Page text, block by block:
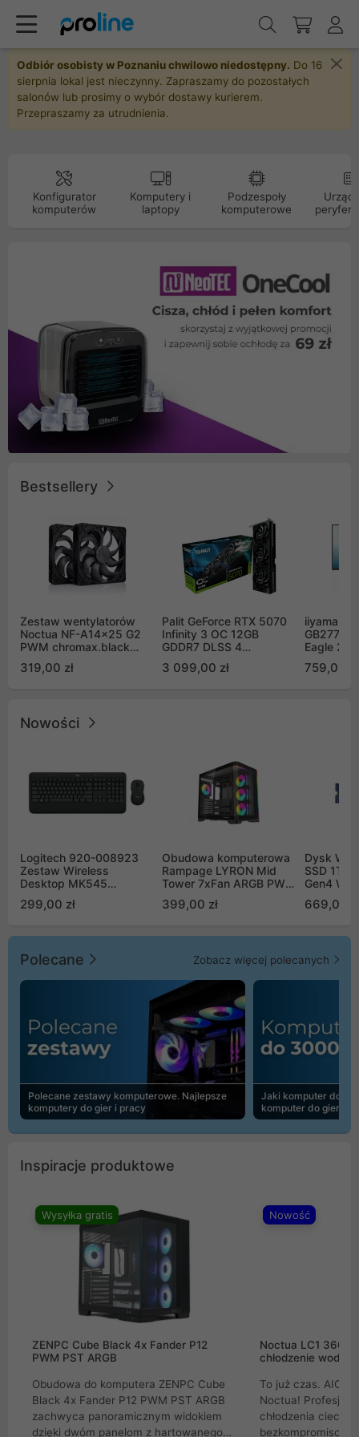
Odbiór osobisty w Poznaniu chwilowo niedostępny. Do 16
sierpnia lokal jest nieczynny. Zapraszamy do pozostałych
salonów lub prosimy o wybór dostawy kurierem.
Przepraszamy za utrudnienia.
Konfigurator
komputerów
Komputery i
laptopy
Podzespoły
komputerowe
Bestsellery
Zestaw wentylatorów
Noctua NF-A14x25 G2
PWM chromax.black
Push Pull (2szt)
319,00 zł
Palit GeForce RTX 5070
Infinity 3 OC 12GB
GDDR7 DLSS 4
GB2050S)
3 099,00 zł
iiyama G-
Eagle 27"
759,00 zł
Nowości
Logitech 920-008923
Zestaw Wireless
Desktop MK545
299,00 zł
Obudowa komputerowa
Rampage LYRON Mid
Tower 7xFan ARGB PWM
399,00 zł
Dysk WD
SSD 1TB
Gen4
669,00
Polecane Zobacz więcej polecanych
Polecane zestawy komputerowe. Najlepsze
komputery do gier i pracy
Jaki komputer do
komputer do gier |
Inspiracje produktowe
Wysyłka gratis
ZENPC Cube Black 4x Fander P12
PWM PST ARGB
Obudowa do komputera ZENPC Cube
Black 4x Fander P12 PWM PST ARGB
zachwyca panoramicznym widokiem
dzięki dwóm panelom z hartowanego
Nowość
Noctua LC1
chłodzenie wodne
To już czas. AIO
Noctua!
chłodzenia cieczą